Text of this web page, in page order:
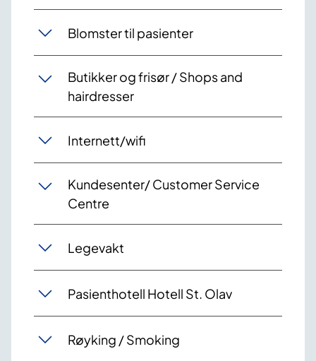
Blomster til pasienter
Butikker og frisør / Shops and
hairdresser
Internett/wifi
Kundesenter/ Customer Service
Centre
Legevakt
Pasienthotell Hotell St. Olav
Røyking / Smoking